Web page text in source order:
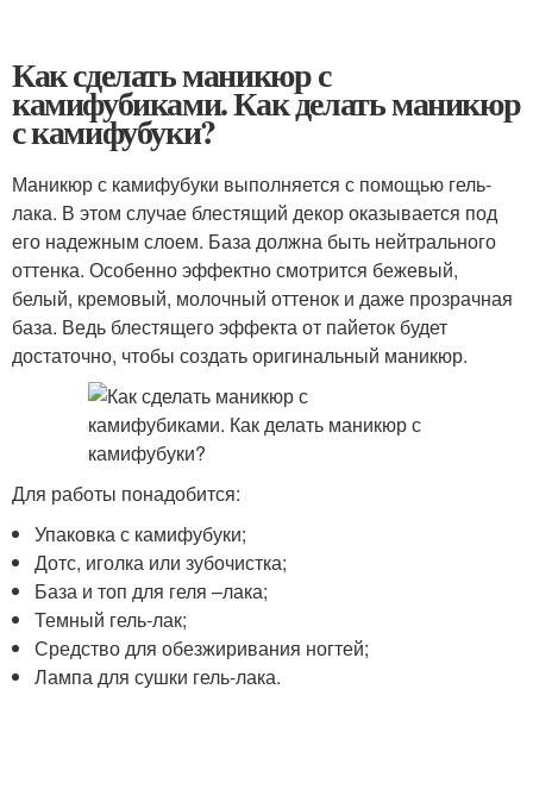
Как сделать маникюр с
камифубиками. Как делать маникюр
с камифубуки?
Маникюр с камифубуки выполняется с помощью гель-
лака. В этом случае блестящий декор оказывается под
его надежным слоем. База должна быть нейтрального
оттенка. Особенно эффектно смотрится бежевый,
белый, кремовый, молочный оттенок и даже прозрачная
база. Ведь блестящего эффекта от пайеток будет
достаточно, чтобы создать оригинальный маникюр.
Для работы понадобится:
Упаковка с камифубуки;
Дотс, иголка или зубочистка;
База и топ для геля –лака;
Темный гель-лак;
Средство для обезжиривания ногтей;
Лампа для сушки гель-лака.